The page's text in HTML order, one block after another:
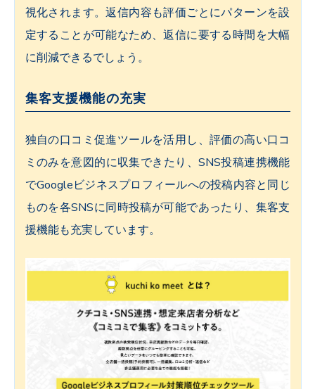
視化されます。返信内容も評価ごとにパターンを設
定することが可能なため、返信に要する時間を大幅
に削減できるでしょう。
集客支援機能の充実
独自の口コミ促進ツールを活用し、評価の高い口コ
ミのみを意図的に収集できたり、SNS投稿連携機能
でGoogleビジネスプロフィールへの投稿内容と同じ
ものを各SNSに同時投稿が可能であったり、集客支
援機能も充実しています。